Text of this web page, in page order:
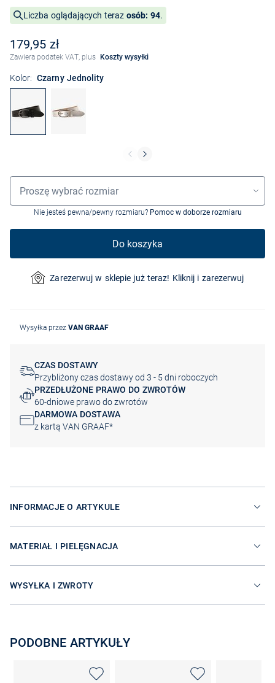
Liczba oglądających teraz osób: 94.
179,95 zł
Zawiera podatek VAT, plus Koszty wysyłki
Kolor: Czarny Jednolity
Wybór rozmiaru
Proszę wybrać rozmiar
Nie jesteś pewna/pewny rozmiaru? Pomoc w doborze rozmiaru
Do koszyka
Zarezerwuj w sklepie już teraz! Kliknij i zarezerwuj
Wysyłka przez VAN GRAAF
CZAS DOSTAWY
Przybliżony czas dostawy od 3 - 5 dni roboczych
PRZEDŁUŻONE PRAWO DO ZWROTÓW
60-dniowe prawo do zwrotów
DARMOWA DOSTAWA
z kartą VAN GRAAF*
INFORMACJE O ARTYKULE
MATERIAŁ I PIELĘGNACJA
WYSYŁKA I ZWROTY
PODOBNE ARTYKUŁY